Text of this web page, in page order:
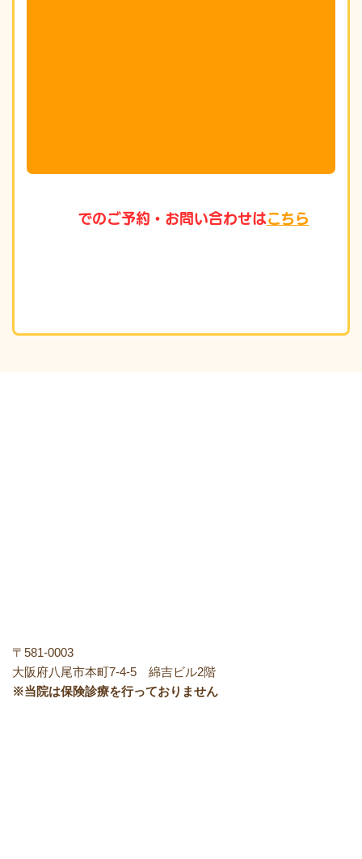
でのご予約・お問い合わせはこちら
〒581-0003
大阪府八尾市本町7-4-5 綿吉ビル2階
※当院は保険診療を行っておりません